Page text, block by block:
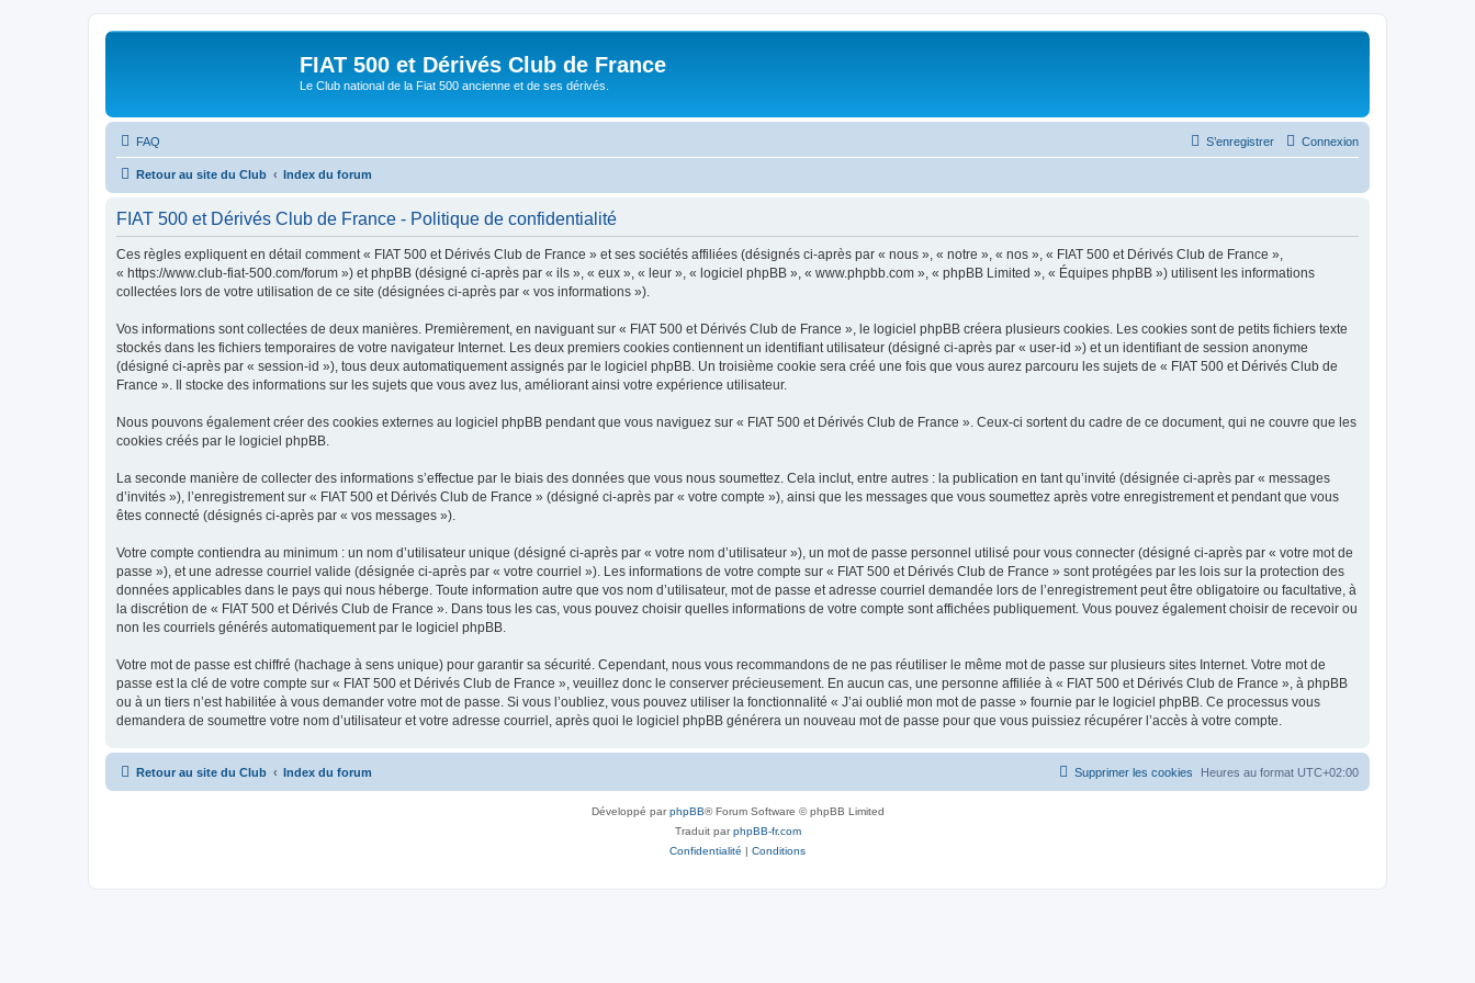
FIAT 500 et Dérivés Club de France
Le Club national de la Fiat 500 ancienne et de ses dérivés.
FAQ Connexion
S’enregistrer
Retour au site du Club Index du forum
FIAT 500 et Dérivés Club de France - Politique de confidentialité
Ces règles expliquent en détail comment « FIAT 500 et Dérivés Club de France » et ses sociétés affiliées (désignés ci-après par « nous », « notre », « nos », « FIAT 500 et Dérivés Club de France »,
« https://www.club-fiat-500.com/forum ») et phpBB (désigné ci-après par « ils », « eux », « leur », « logiciel phpBB », « www.phpbb.com », « phpBB Limited », « Équipes phpBB ») utilisent les informations
collectées lors de votre utilisation de ce site (désignées ci-après par « vos informations »).
Vos informations sont collectées de deux manières. Premièrement, en naviguant sur « FIAT 500 et Dérivés Club de France », le logiciel phpBB créera plusieurs cookies. Les cookies sont de petits fichiers texte
stockés dans les fichiers temporaires de votre navigateur Internet. Les deux premiers cookies contiennent un identifiant utilisateur (désigné ci-après par « user-id ») et un identifiant de session anonyme
(désigné ci-après par « session-id »), tous deux automatiquement assignés par le logiciel phpBB. Un troisième cookie sera créé une fois que vous aurez parcouru les sujets de « FIAT 500 et Dérivés Club de
France ». Il stocke des informations sur les sujets que vous avez lus, améliorant ainsi votre expérience utilisateur.
Nous pouvons également créer des cookies externes au logiciel phpBB pendant que vous naviguez sur « FIAT 500 et Dérivés Club de France ». Ceux-ci sortent du cadre de ce document, qui ne couvre que les
cookies créés par le logiciel phpBB.
La seconde manière de collecter des informations s’effectue par le biais des données que vous nous soumettez. Cela inclut, entre autres : la publication en tant qu’invité (désignée ci-après par « messages
d’invités »), l’enregistrement sur « FIAT 500 et Dérivés Club de France » (désigné ci-après par « votre compte »), ainsi que les messages que vous soumettez après votre enregistrement et pendant que vous
êtes connecté (désignés ci-après par « vos messages »).
Votre compte contiendra au minimum : un nom d’utilisateur unique (désigné ci-après par « votre nom d’utilisateur »), un mot de passe personnel utilisé pour vous connecter (désigné ci-après par « votre mot de
passe »), et une adresse courriel valide (désignée ci-après par « votre courriel »). Les informations de votre compte sur « FIAT 500 et Dérivés Club de France » sont protégées par les lois sur la protection des
données applicables dans le pays qui nous héberge. Toute information autre que vos nom d’utilisateur, mot de passe et adresse courriel demandée lors de l’enregistrement peut être obligatoire ou facultative, à
la discrétion de « FIAT 500 et Dérivés Club de France ». Dans tous les cas, vous pouvez choisir quelles informations de votre compte sont affichées publiquement. Vous pouvez également choisir de recevoir ou
non les courriels générés automatiquement par le logiciel phpBB.
Votre mot de passe est chiffré (hachage à sens unique) pour garantir sa sécurité. Cependant, nous vous recommandons de ne pas réutiliser le même mot de passe sur plusieurs sites Internet. Votre mot de
passe est la clé de votre compte sur « FIAT 500 et Dérivés Club de France », veuillez donc le conserver précieusement. En aucun cas, une personne affiliée à « FIAT 500 et Dérivés Club de France », à phpBB
ou à un tiers n’est habilitée à vous demander votre mot de passe. Si vous l’oubliez, vous pouvez utiliser la fonctionnalité « J’ai oublié mon mot de passe » fournie par le logiciel phpBB. Ce processus vous
demandera de soumettre votre nom d’utilisateur et votre adresse courriel, après quoi le logiciel phpBB générera un nouveau mot de passe pour que vous puissiez récupérer l’accès à votre compte.
Retour au site du Club Index du forum Heures au format UTC+02:00
Supprimer les cookies
Développé parphpBB® Forum Software © phpBB Limited
Traduit parphpBB-fr.com
Confidentialité | Conditions